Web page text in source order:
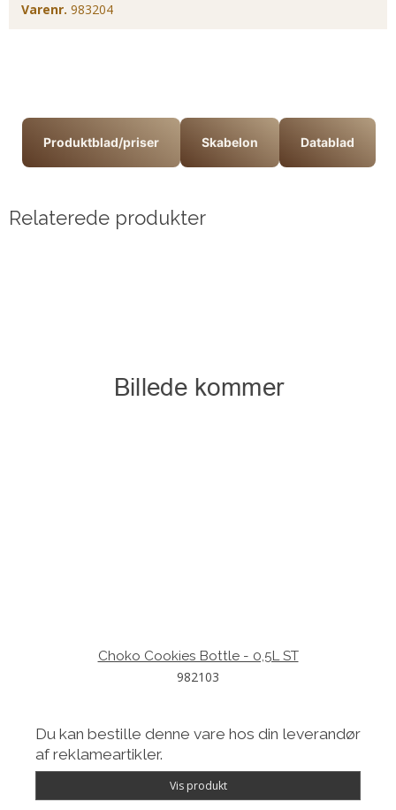
Varenr. 983204
Produktblad/priser Skabelon Datablad
Relaterede produkter
Choko Cookies Bottle - 0,5L ST
982103
Du kan bestille denne vare hos din leverandør
af reklameartikler.
Vis produkt